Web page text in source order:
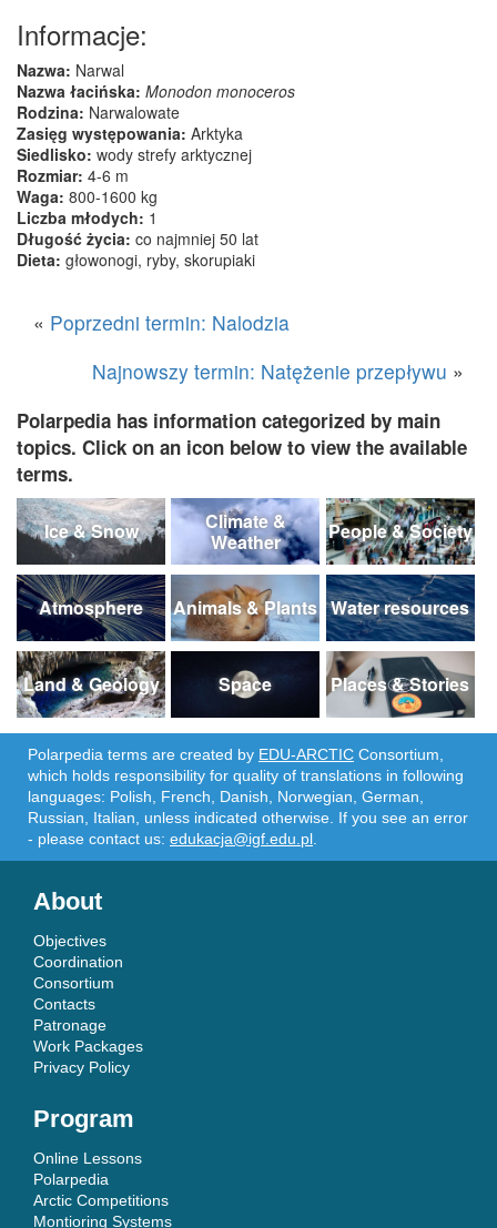
Informacje:
Nazwa: Narwal
Nazwa łacińska: Monodon monoceros
Rodzina: Narwalowate
Zasięg występowania: Arktyka
Siedlisko: wody strefy arktycznej
Rozmiar: 4-6 m
Waga: 800-1600 kg
Liczba młodych: 1
Długość życia: co najmniej 50 lat
Dieta: głowonogi, ryby, skorupiaki
« Poprzedni termin: Nalodzia
Najnowszy termin: Natężenie przepływu »
Polarpedia has information categorized by main
topics. Click on an icon below to view the available
terms.
Ice & Snow
Climate &
Weather
People & Society
Atmosphere Animals & Plants Water resources
Land & Geology Space Places & Stories
Polarpedia terms are created by EDU-ARCTIC Consortium,
which holds responsibility for quality of translations in following
languages: Polish, French, Danish, Norwegian, German,
Russian, Italian, unless indicated otherwise. If you see an error
- please contact us: edukacja@igf.edu.pl
About
Objectives
Coordination
Consortium
Contacts
Patronage
Work Packages
Privacy Policy
Program
Online Lessons
Polarpedia
Arctic Competitions
Montioring Systems